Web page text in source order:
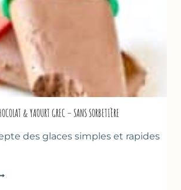
& YAOURT GREC – SANS SORBETIÈRE
des glaces simples et rapides